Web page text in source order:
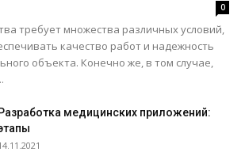
0
требует множества различных условий,
качество работ и надежность
объекта. Конечно же, в том случае,
Разработка медицинских приложений: